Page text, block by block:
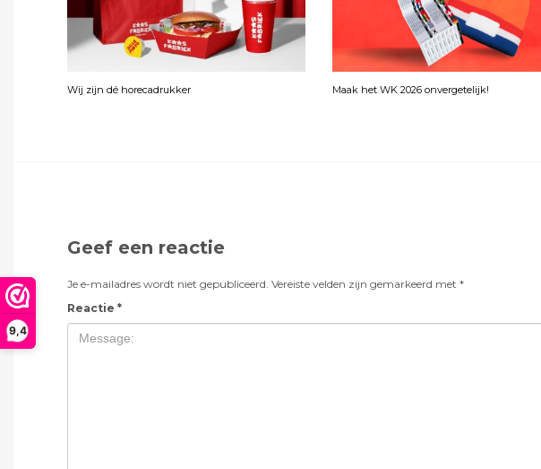
9,4
Wij zijn dé horecadrukker Maak het WK 2026 onvergetelijk!
Geef een reactie
Je e-mailadres wordt niet gepubliceerd. Vereiste velden zijn gemarkeerd met *
Reactie *